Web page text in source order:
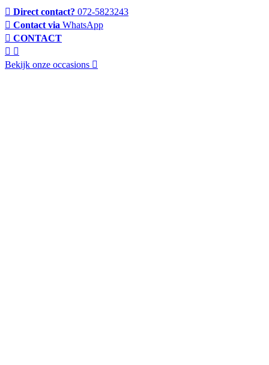
Direct contact? 072-5823243
Contact via WhatsApp
CONTACT
Bekijk onze occasions